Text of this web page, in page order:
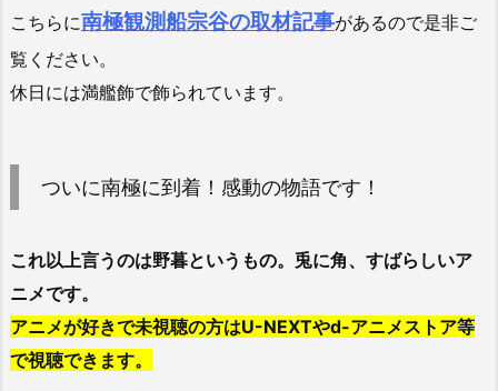
こちらに南極観測船宗谷の取材記事があるので是非ご
覧ください。
休日には満艦飾で飾られています。
ついに南極に到着！感動の物語です！
これ以上言うのは野暮というもの。兎に角、すばらしいア
ニメです。
アニメが好きで未視聴の方はU-NEXTやd-アニメストア等
で視聴できます。